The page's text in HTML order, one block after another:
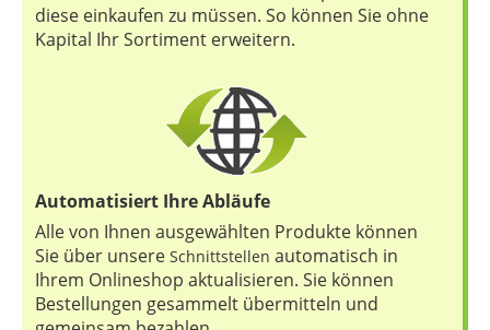
diese einkaufen zu müssen. So können Sie ohne
Kapital Ihr Sortiment erweitern.
Automatisiert Ihre Abläufe
Alle von Ihnen ausgewählten Produkte können
Sie über unsere Schnittstellen automatisch in
Ihrem Onlineshop aktualisieren. Sie können
Bestellungen gesammelt übermitteln und